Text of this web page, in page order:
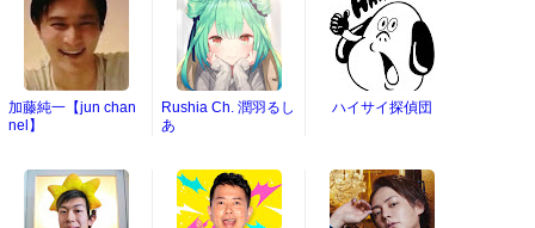
加藤純一【jun chan
nel】
Rushia Ch. 潤羽るし
あ
ハイサイ探偵団